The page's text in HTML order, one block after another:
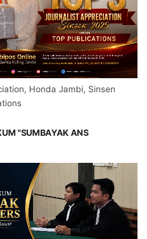
Honda Jambi, Sinsen
"SUMBAYAK ANS